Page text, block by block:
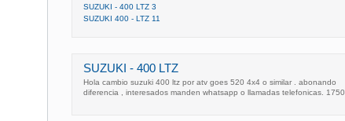
SUZUKI - 400 LTZ 3
SUZUKI 400 - LTZ 11
SUZUKI - 400 LTZ
Hola cambio suzuki 400 ltz por atv goes 520 4x4 o similar . abonando
diferencia , interesados manden whatsapp o llamadas telefonicas. 1750.